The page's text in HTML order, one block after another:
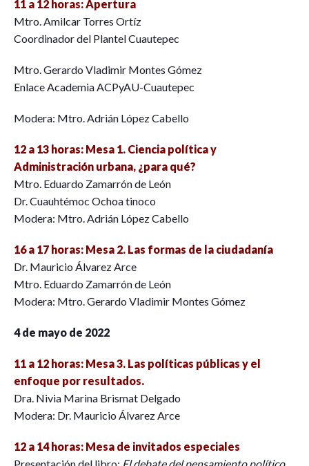
11 a 12 horas: Apertura
Mtro. Amilcar Torres Ortíz
Coordinador del Plantel Cuautepec
Mtro. Gerardo Vladimir Montes Gómez
Enlace Academia ACPyAU-Cuautepec
Modera: Mtro. Adrián López Cabello
12 a 13 horas: Mesa 1. Ciencia política y
Administración urbana, ¿para qué?
Mtro. Eduardo Zamarrón de León
Dr. Cuauhtémoc Ochoa tinoco
Modera: Mtro. Adrián López Cabello
16 a 17 horas: Mesa 2. Las formas de la ciudadanía
Dr. Mauricio Álvarez Arce
Mtro. Eduardo Zamarrón de León
Modera: Mtro. Gerardo Vladimir Montes Gómez
4 de mayo de 2022
11 a 12 horas: Mesa 3. Las políticas públicas y el
enfoque por resultados.
Dra. Nivia Marina Brismat Delgado
Modera: Dr. Mauricio Álvarez Arce
12 a 14 horas: Mesa de invitados especiales
Presentación del libro: El debate del pensamiento político